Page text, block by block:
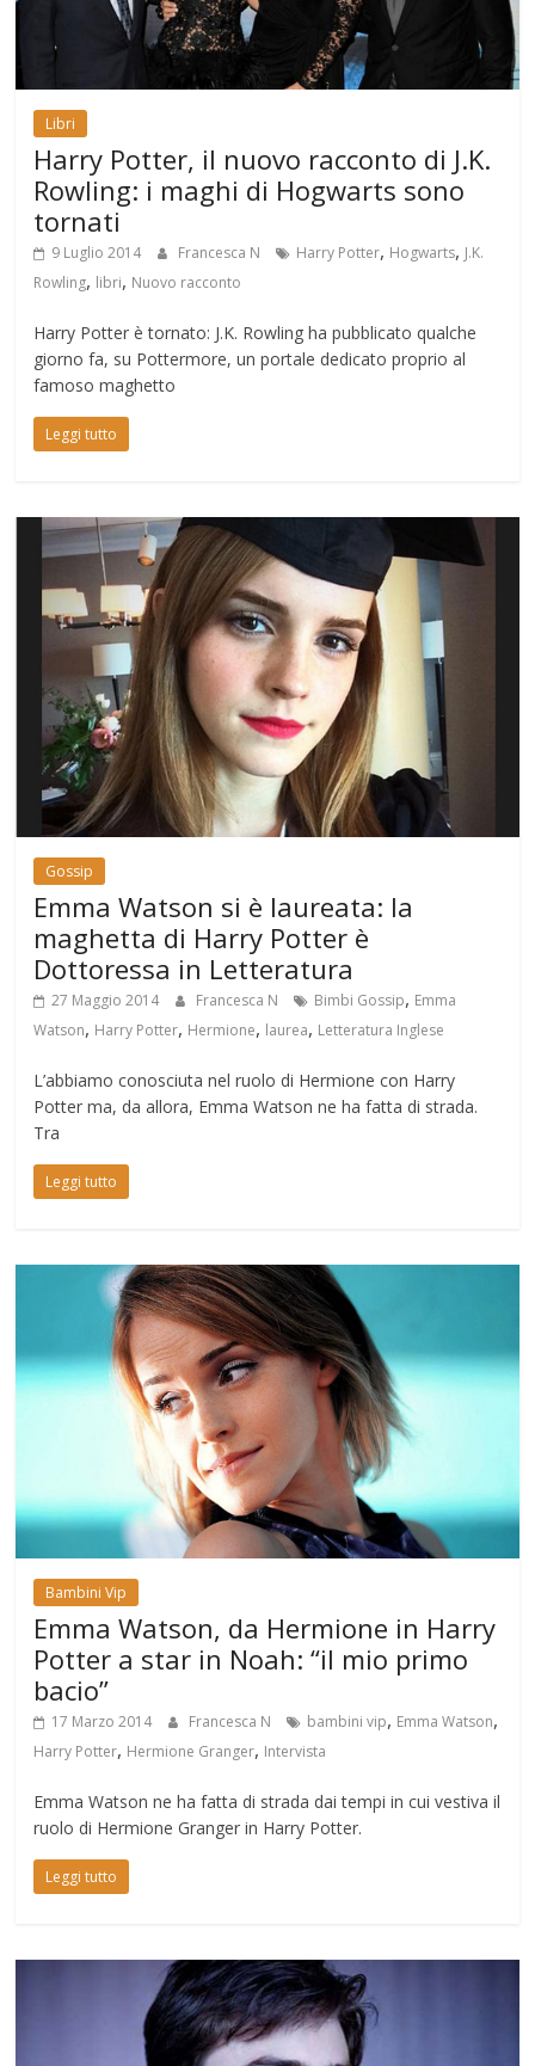
Libri
Harry Potter, il nuovo racconto di J.K.
Rowling: i maghi di Hogwarts sono
tornati
9 Luglio 2014 Francesca N Harry Potter, Hogwarts, J.K.
Rowling, libri, Nuovo racconto
Harry Potter è tornato: J.K. Rowling ha pubblicato qualche
giorno fa, su Pottermore, un portale dedicato proprio al
famoso maghetto
Leggi tutto
Gossip
Emma Watson si è laureata: la
maghetta di Harry Potter è
Dottoressa in Letteratura
27 Maggio 2014 Francesca N Bimbi Gossip, Emma
Watson, Harry Potter, Hermione, laurea, Letteratura Inglese
L’abbiamo conosciuta nel ruolo di Hermione con Harry
Potter ma, da allora, Emma Watson ne ha fatta di strada.
Tra
Leggi tutto
Bambini Vip
Emma Watson, da Hermione in Harry
Potter a star in Noah: “il mio primo
bacio”
17 Marzo 2014 Francesca N bambini vip, Emma Watson,
Harry Potter, Hermione Granger, Intervista
Emma Watson ne ha fatta di strada dai tempi in cui vestiva il
ruolo di Hermione Granger in Harry Potter.
Leggi tutto